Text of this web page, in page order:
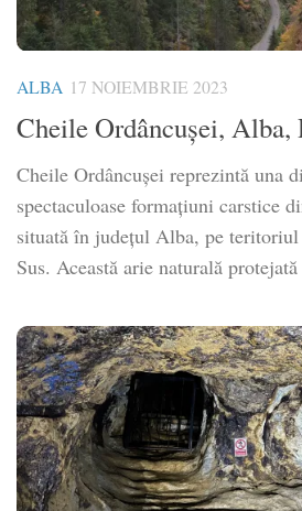
ALBA 17 NOIEMBRIE 2023
Cheile Ordâncușei, Alba,
Cheile Ordâncușei reprezintă una
spectaculoase formațiuni carstice
situată în județul Alba, pe
Sus. Această arie naturală